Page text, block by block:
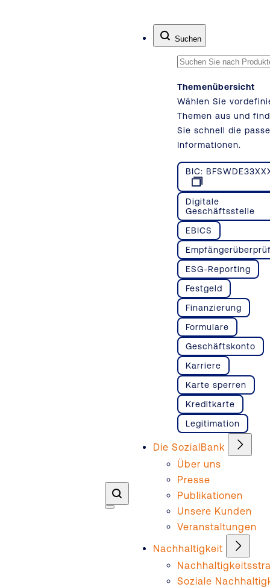
Suchen
Themenübersicht
Wählen Sie
Themen aus und
Sie schnell die
Informationen.
BIC:
Digitale
Geschäftsstelle
EBICS
ESG-Reporting
Festgeld
Finanzierung
Formulare
Geschäftskonto
Karriere
Karte sperren
Kreditkarte
Legitimation
Die SozialBank
Über uns
Presse
Publikationen
Unsere Kunden
Veranstaltungen
Nachhaltigkeit
Soziale